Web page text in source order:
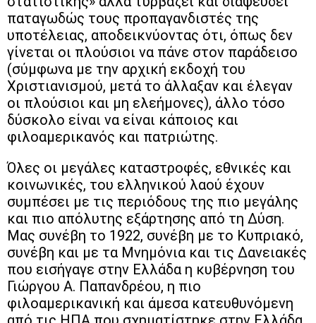
παταγωδώς τους προπαγανδιστές της
υποτέλειας, αποδεικνύοντας ότι, όπως δεν
γίνεται οι πλούσιοι να πάνε στον παράδεισο
(σύμφωνα με την αρχική εκδοχή του
Χριστιανισμού, μετά το άλλαξαν και έλεγαν
οι πλούσιοι και μη ελεήμονες), άλλο τόσο
δύσκολο είναι να είναι κάποιος και
φιλοαμερικανός και πατριώτης.
Όλες οι μεγάλες καταστροφές, εθνικές και
κοινωνικές, του ελληνικού λαού έχουν
συμπέσει με τις περιόδους της πιο μεγάλης
και πιο απόλυτης εξάρτησης από τη Δύση.
Μας συνέβη το 1922, συνέβη με το Kυπριακό,
συνέβη και με τα Μνημόνια και τις Δανειακές
που εισήγαγε στην Ελλάδα η κυβέρνηση του
Γιώργου Α. Παπανδρέου, η πιο
φιλοαμερικανική και άμεσα κατευθυνόμενη